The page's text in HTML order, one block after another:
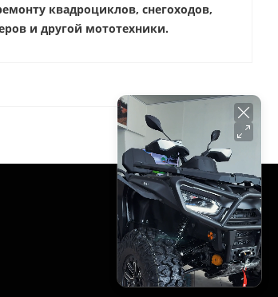
квадроциклов, снегоходов,
и другой мототехники.
РЕЖИМ РАБОТЫ
Ежедневно:
с 10:00 до 20:00